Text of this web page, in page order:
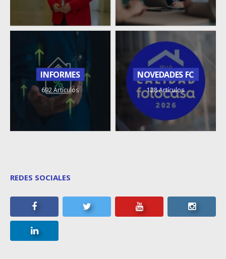
INFORMES
692 Artículos
NOVEDADES FC
128 Artículos
REDES SOCIALES